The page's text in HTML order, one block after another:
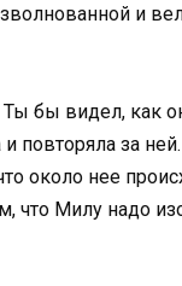
и
бы видел, как
повторяла за
около нее
что Милу надо